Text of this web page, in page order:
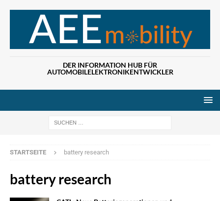
DER INFORMATION HUB FÜR
AUTOMOBILELEKTRONIKENTWICKLER
STARTSEITE battery research
battery research